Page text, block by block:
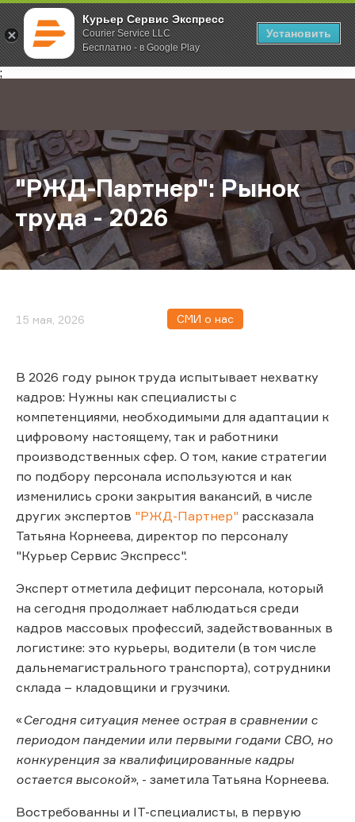
Курьер Сервис Экспресс
Courier Service LLC
Бесплатно - в Google Play
Установить
;
Главная О компании Новости "РЖД-Партнер": Рынок труда -
"РЖД-Партнер": Рынок
труда - 2026
15 мая, 2026 СМИ о нас
В 2026 году рынок труда испытывает нехватку
кадров: Нужны как специалисты с
компетенциями, необходимыми для адаптации к
цифровому настоящему, так и работники
производственных сфер. О том, какие стратегии
по подбору персонала используются и как
изменились сроки закрытия вакансий, в числе
других экспертов "РЖД-Партнер" рассказала
Татьяна Корнеева, директор по персоналу
"Курьер Сервис Экспресс".
Эксперт отметила дефицит персонала, который
на сегодня продолжает наблюдаться среди
кадров массовых профессий, задействованных в
логистике: это курьеры, водители (в том числе
дальнемагистрального транспорта), сотрудники
склада – кладовщики и грузчики.
«Сегодня ситуация менее острая в сравнении с
периодом пандемии или первыми годами СВО, но
конкуренция за квалифицированные кадры
остается высокой», - заметила Татьяна Корнеева.
Востребованны и IT-специалисты, в первую